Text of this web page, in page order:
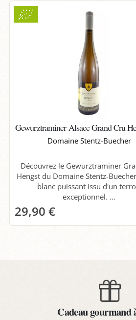
Gewurztraminer Alsace Grand Cru
Domaine Stentz-Buecher
Découvrez le Gewurztraminer
Hengst du Domaine Stentz-
blanc puissant issu d'un
exceptionnel. ...
29,90 €
Cadeau